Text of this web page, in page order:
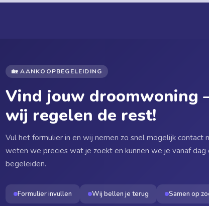
🏡 AANKOOPBEGELEIDING
Vind jouw droomwoning
wij regelen de rest!
Vul het formulier in en wij nemen zo snel mogelijk contact
weten we precies wat je zoekt en kunnen we je vanaf dag
begeleiden.
Formulier invullen Wij bellen je terug Samen op